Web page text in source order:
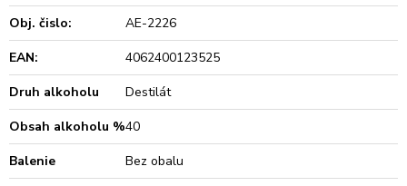
Obj. čislo:
AE-2226
EAN:
4062400123525
Druh alkoholu
Destilát
Obsah alkoholu %40
Balenie
Bez obalu